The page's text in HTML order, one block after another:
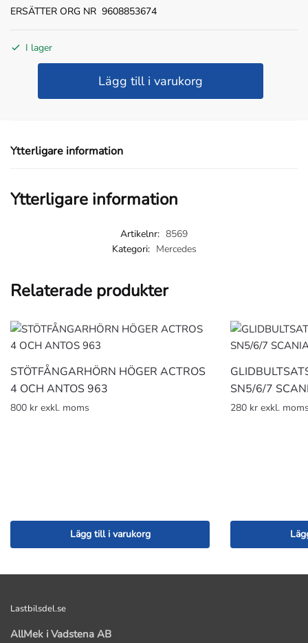
ERSÄTTER ORG NR 9608853674
I lager
MB
mängd
Lägg till i varukorg
Ytterligare information
Ytterligare information
Artikelnr: 8569
Kategori: Mercedes
Relaterade produkter
STÖTFÅNGARHÖRN HÖGER ACTROS
4 OCH ANTOS 963
800 kr exkl. moms
Lägg till i varukorg
SN5/6/7
280 kr exkl.
Lastbilsdel.se
AllMek i Vadstena AB